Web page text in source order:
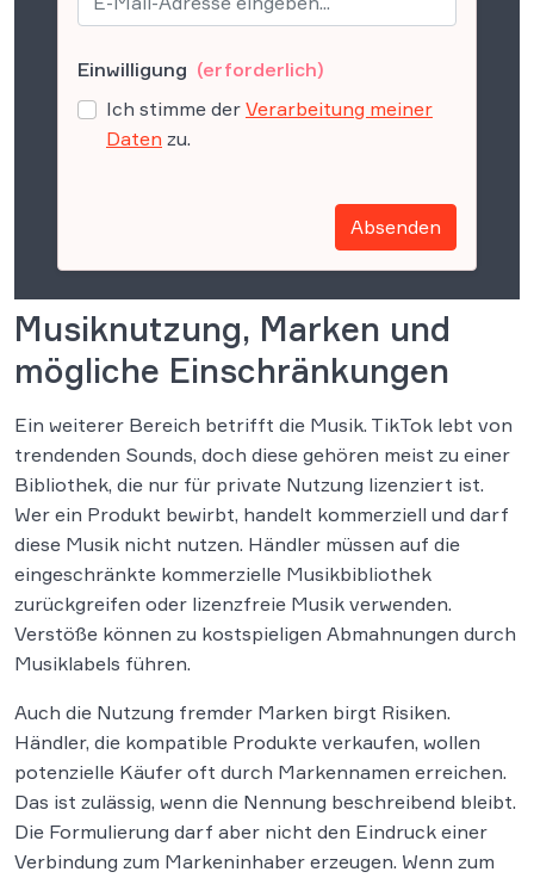
Einwilligung (erforderlich)
Ich stimme der Verarbeitung meiner
Daten zu.
Absenden
Musiknutzung, Marken und
mögliche Einschränkungen
Ein weiterer Bereich betrifft die Musik. TikTok lebt von
trendenden Sounds, doch diese gehören meist zu einer
Bibliothek, die nur für private Nutzung lizenziert ist.
Wer ein Produkt bewirbt, handelt kommerziell und darf
diese Musik nicht nutzen. Händler müssen auf die
eingeschränkte kommerzielle Musikbibliothek
zurückgreifen oder lizenzfreie Musik verwenden.
Verstöße können zu kostspieligen Abmahnungen durch
Musiklabels führen.
Auch die Nutzung fremder Marken birgt Risiken.
Händler, die kompatible Produkte verkaufen, wollen
potenzielle Käufer oft durch Markennamen erreichen.
Das ist zulässig, wenn die Nennung beschreibend bleibt.
Die Formulierung darf aber nicht den Eindruck einer
Verbindung zum Markeninhaber erzeugen. Wenn zum